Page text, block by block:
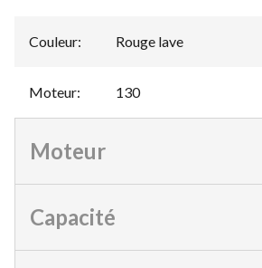
Couleur: Rouge lave
Moteur: 130
Moteur
Capacité